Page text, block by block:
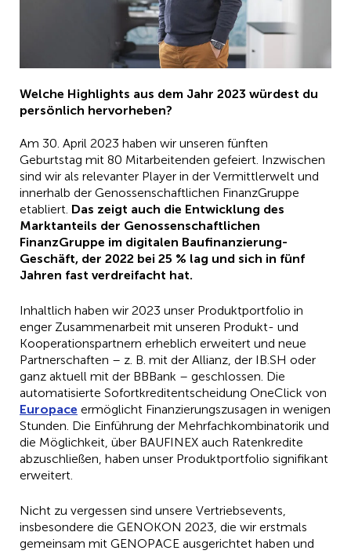
Welche Highlights aus dem Jahr 2023 würdest du
persönlich hervorheben?
Am 30. April 2023 haben wir unseren fünften
Geburtstag mit 80 Mitarbeitenden gefeiert. Inzwischen
sind wir als relevanter Player in der Vermittlerwelt und
innerhalb der Genossenschaftlichen FinanzGruppe
etabliert. Das zeigt auch die Entwicklung des
Marktanteils der Genossenschaftlichen
FinanzGruppe im digitalen Baufinanzierung-
Geschäft, der 2022 bei 25 % lag und sich in fünf
Jahren fast verdreifacht hat.
Inhaltlich haben wir 2023 unser Produktportfolio in
enger Zusammenarbeit mit unseren Produkt- und
Kooperationspartnern erheblich erweitert und neue
Partnerschaften – z. B. mit der Allianz, der IB.SH oder
ganz aktuell mit der BBBank – geschlossen. Die
automatisierte Sofortkreditentscheidung OneClick von
Europace ermöglicht Finanzierungszusagen in wenigen
Stunden. Die Einführung der Mehrfachkombinatorik und
die Möglichkeit, über BAUFINEX auch Ratenkredite
abzuschließen, haben unser Produktportfolio signifikant
erweitert.
Nicht zu vergessen sind unsere Vertriebsevents,
insbesondere die GENOKON 2023, die wir erstmals
gemeinsam mit GENOPACE ausgerichtet haben und